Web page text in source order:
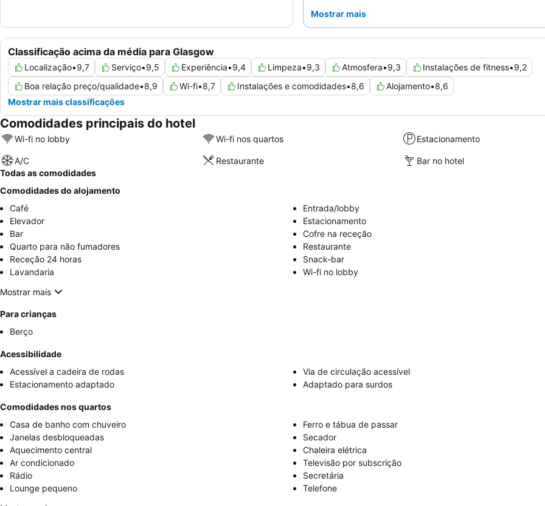
experiência mais tranquila, os hóspedes podem
Mostrar mais
Classificação acima da média para Glasgow
Localização•9,7 Serviço•9,5 Experiência•9,4 Limpeza•9,3 Atmosfera•9,3 Instalações de fitness•9,2
Boa relação preço/qualidade•8,9 Wi-fi•8,7 Instalações e comodidades•8,6 Alojamento•8,6
Mostrar mais classificações
Comodidades principais do hotel
Wi-fi no lobby Wi-fi nos quartos Estacionamento
A/C Restaurante
Bar no hotel
Todas as comodidades
Comodidades do alojamento
Café
Entrada/lobby
Elevador
Estacionamento
Bar
Cofre na receção
Quarto para não fumadores
Restaurante
Receção 24 horas
Snack-bar
Lavandaria
Wi-fi no lobby
Mostrar mais
Para crianças
Berço
Acessibilidade
Acessível a cadeira de rodas
Via de circulação acessível
Estacionamento adaptado
Adaptado para surdos
Comodidades nos quartos
Casa de banho com chuveiro
Ferro e tábua de passar
Janelas desbloqueadas
Secador
Aquecimento central
Chaleira elétrica
Ar condicionado
Televisão por subscrição
Rádio
Secretária
Lounge pequeno
Telefone